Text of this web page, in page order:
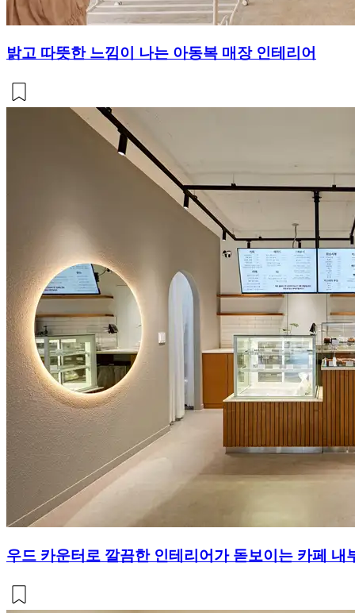
밝고 따뜻한 느낌이 나는 아동복 매장 인테리어
우드 카운터로 깔끔한 인테리어가 돋보이는 카페 내